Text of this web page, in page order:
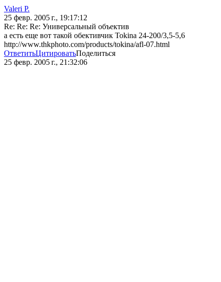
Valeri P.
25 февр. 2005 г., 19:17:12
Re: Re: Re: Универсальный объектив
а есть еще вот такой обективчик Tokina 24-200/3,5-5,6
http://www.thkphoto.com/products/tokina/afl-07.html
ОтветитьЦитироватьПоделиться
25 февр. 2005 г., 21:32:06